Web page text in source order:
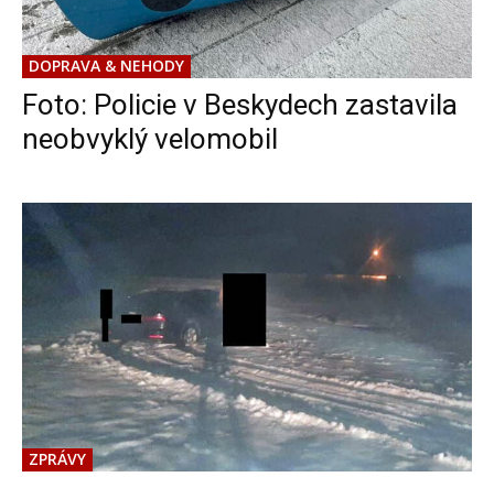
DOPRAVA & NEHODY
Foto: Policie v Beskydech zastavila
neobvyklý velomobil
ZPRÁVY